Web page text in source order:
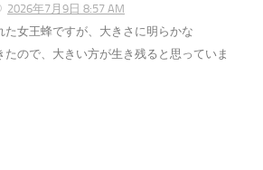
2026年7月9日 8:57 AM
た女王蜂ですが、大きさに明らかな
たので、大きい方が生き残ると思っていま